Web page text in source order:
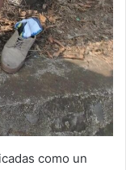
como un